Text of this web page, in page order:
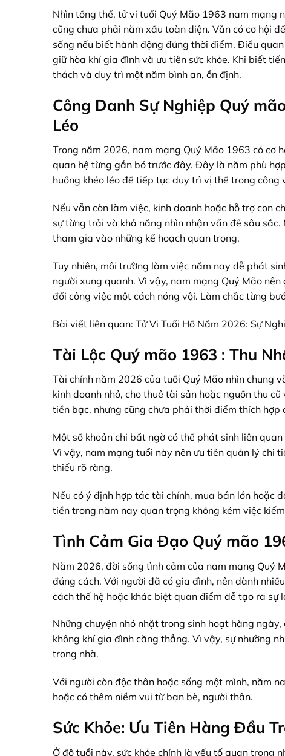
Nhìn tổng thể, tử vi tuổi Quý Mão 1963 nam mạng
cũng chưa phải năm xấu toàn diện. Vẫn có cơ hội
sống nếu biết hành động đúng thời điểm. Điều
giữ hòa khí gia đình và ưu tiên sức khỏe. Khi biết
thách và duy trì một năm bình an, ổn định.
Công Danh Sự Nghiệp Quý
Léo
Trong năm 2026, nam mạng Quý Mão 1963 có cơ
quan hệ từng gắn bó trước đây. Đây là năm phù
huống khéo léo để tiếp tục duy trì vị thế trong công
Nếu vẫn còn làm việc, kinh doanh hoặc hỗ trợ con
sự từng trải và khả năng nhìn nhận vấn đề sâu
tham gia vào những kế hoạch quan trọng.
Tuy nhiên, môi trường làm việc năm nay dễ phát
người xung quanh. Vì vậy, nam mạng Quý Mão
đổi công việc một cách nóng vội. Làm chắc từng
Bài viết liên quan: Tử Vi Tuổi Hổ Năm 2026: Sự
Tài Lộc Quý mão 1963 : Thu
Tài chính năm 2026 của tuổi Quý Mão nhìn chung
kinh doanh nhỏ, cho thuê tài sản hoặc nguồn thu
tiền bạc, nhưng cũng chưa phải thời điểm thích hợp
Một số khoản chi bất ngờ có thể phát sinh liên
Vì vậy, nam mạng tuổi này nên ưu tiên quản lý chi
thiếu rõ ràng.
Nếu có ý định hợp tác tài chính, mua bán lớn hoặc
tiền trong năm nay quan trọng không kém việc
Tình Cảm Gia Đạo Quý mão
Năm 2026, đời sống tình cảm của nam mạng Quý
đúng cách. Với người đã có gia đình, nên dành
cách thế hệ hoặc khác biệt quan điểm dễ tạo ra sự
Những chuyện nhỏ nhặt trong sinh hoạt hàng
không khí gia đình căng thẳng. Vì vậy, sự nhường
trong nhà.
Với người còn độc thân hoặc sống một mình, năm
hoặc có thêm niềm vui từ bạn bè, người thân.
Sức Khỏe: Ưu Tiên Hàng Đầu
Ở độ tuổi này, sức khỏe chính là yếu tố quan trọng